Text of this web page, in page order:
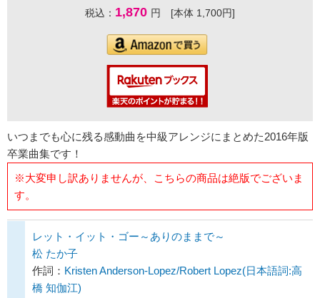
税込： 1,870 円 [本体 1,700円]
いつまでも心に残る感動曲を中級アレンジにまとめた2016年版
卒業曲集です！
※大変申し訳ありませんが、こちらの商品は絶版でございま
す。
レット・イット・ゴー～ありのままで～
松 たか子
作詞： Kristen Anderson-Lopez/Robert Lopez(日本語詞:高
橋 知伽江)